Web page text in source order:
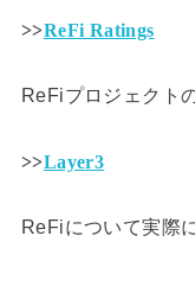
>>ReFi Ratings
ReFiプロジェクト
>>Layer3
ReFiについて実際